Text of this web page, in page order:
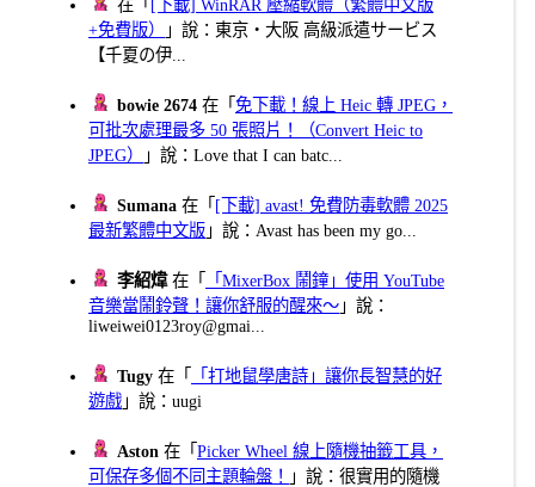
在「 [下載] WinRAR 壓縮軟體（繁體中文版
+免費版）
」說：東京・大阪 高級派遣サービス
【千夏の伊...
bowie 2674 在「免下載！線上 Heic 轉 JPEG，
可批次處理最多 50 張照片！（Convert Heic to
JPEG）
」說：Love that I can batc...
Sumana 在「 [下載] avast! 免費防毒軟體 2025
最新繁體中文版 」說：Avast has been my go...
李紹煒在「
「MixerBox 鬧鐘」使用 YouTube
音樂當鬧鈴聲！讓你舒服的醒來～ 」說：
liweiwei0123roy@gmai...
Tugy 在「
「打地鼠學唐詩」讓你長智慧的好
遊戲 」說：uugi
Aston 在「Picker Wheel 線上隨機抽籤工具，
可保存多個不同主題輪盤！
」說：很實用的隨機